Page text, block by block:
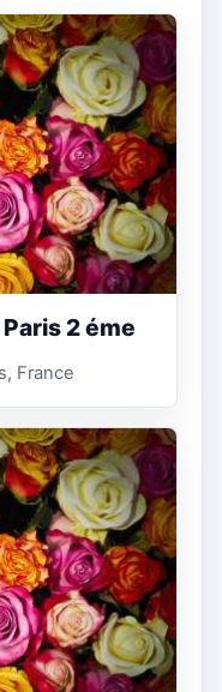
2 éme
France